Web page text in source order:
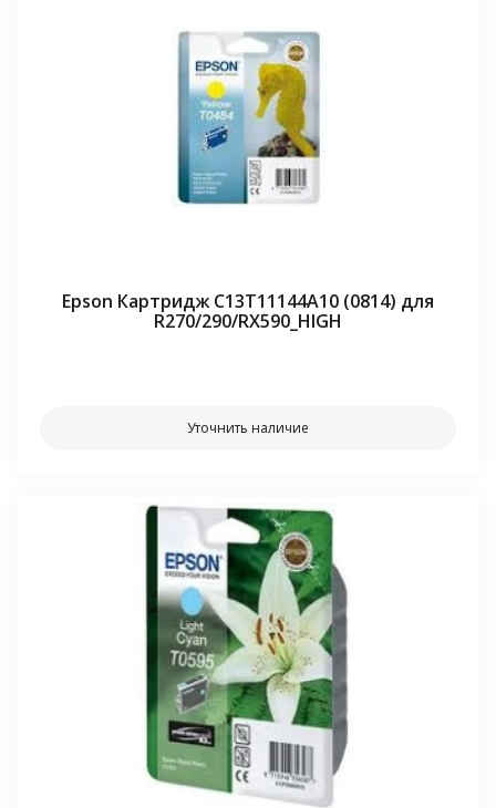
Epson Картридж C13T11144A10 (0814) для
R270/290/RX590_HIGH
Уточнить наличие